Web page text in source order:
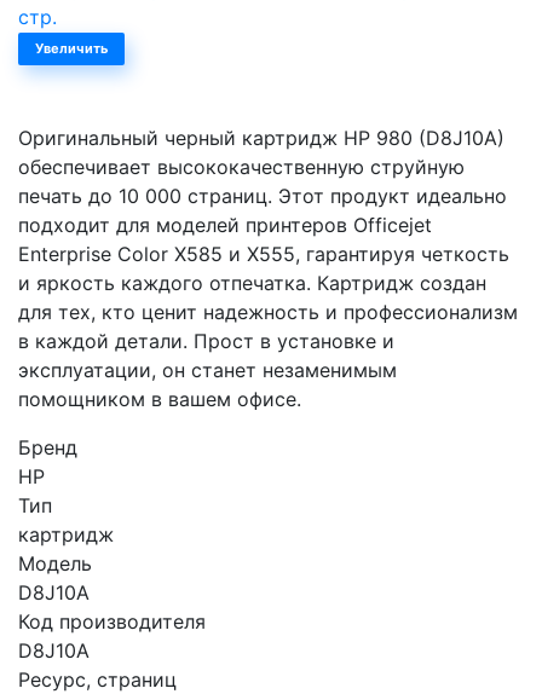
Увеличить
Оригинальный черный картридж HP 980 (D8J10A)
обеспечивает высококачественную струйную
печать до 10 000 страниц. Этот продукт идеально
подходит для моделей принтеров Officejet
Enterprise Color X585 и X555, гарантируя четкость
и яркость каждого отпечатка. Картридж создан
для тех, кто ценит надежность и профессионализм
в каждой детали. Прост в установке и
эксплуатации, он станет незаменимым
помощником в вашем офисе.
Бренд
HP
Тип
картридж
Модель
D8J10A
Код производителя
D8J10A
Ресурс, страниц